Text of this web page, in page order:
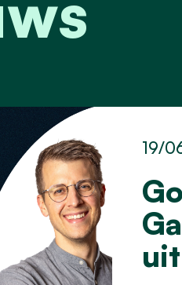
uit
19/